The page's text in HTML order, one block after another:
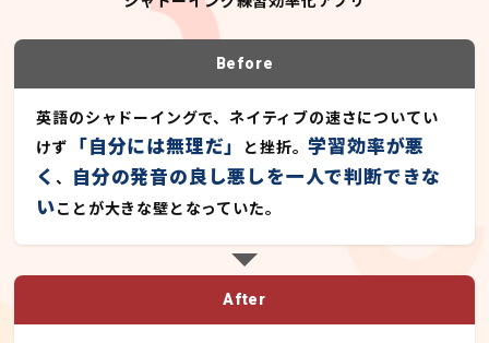
Before
英語のシャドーイングで、ネイティブの速さについてい
けず
「自分には無理だ」 と挫折。学習効率が悪
く、
自分の発音の良し悪しを一人で判断できな
いことが大きな壁となっていた。
After